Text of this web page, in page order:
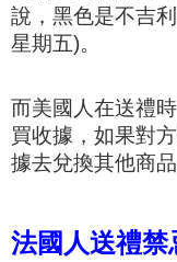
說，黑色是不吉
星期五)。
而美國人在送禮
買收據，如果對
據去兌換其他商品
法國人送禮禁